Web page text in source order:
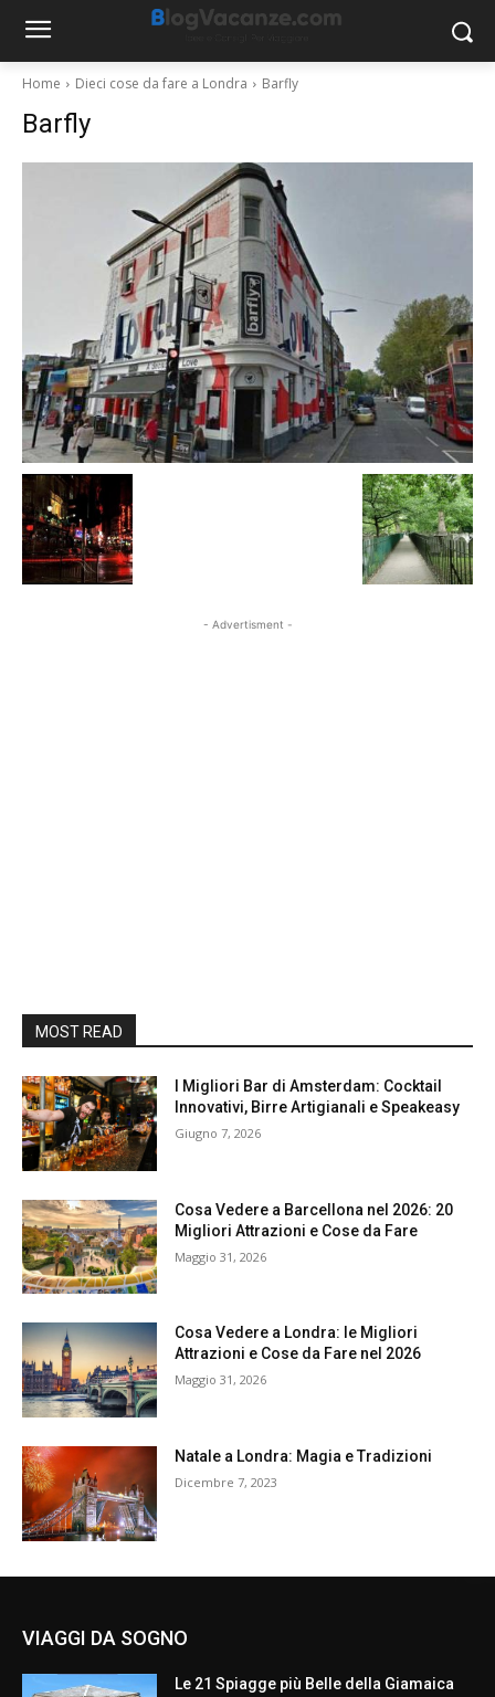
Home Dieci cose da fare a Londra Barfly
Barfly
- Advertisment -
MOST READ
I Migliori Bar di Amsterdam: Cocktail
Innovativi, Birre Artigianali e Speakeasy
Giugno 7, 2026
Cosa Vedere a Barcellona nel 2026: 20
Migliori Attrazioni e Cose da Fare
Maggio 31, 2026
Cosa Vedere a Londra: le Migliori
Attrazioni e Cose da Fare nel 2026
Maggio 31, 2026
Natale a Londra: Magia e Tradizioni
Dicembre 7, 2023
VIAGGI DA SOGNO
Le 21 Spiagge più Belle della Giamaica